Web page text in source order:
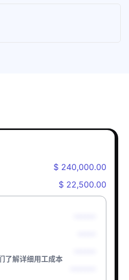
$ 240,000.00
$ 22,500.00
了解详细用工成本